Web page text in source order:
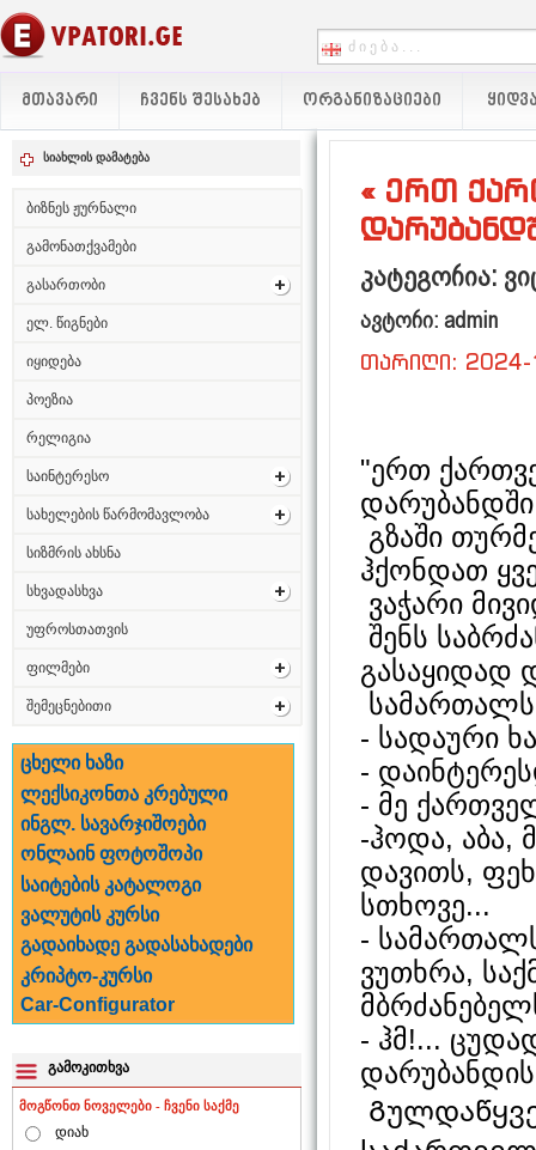
ᲛᲗᲐᲕᲐᲠᲘ ᲩᲕᲔᲜᲡ ᲨᲔᲡᲐᲮᲔᲑ ᲝᲠᲒᲐᲜᲘᲖᲐᲪᲘᲔᲑᲘ
სიახლის დამატება
ბიზნეს ჟურნალი
გამონათქვამები
გასართობი
ელ. წიგნები
იყიდება
პოეზია
რელიგია
საინტერესო
სახელების წარმომავლობა
სიზმრის ახსნა
სხვადასხვა
უფროსთათვის
ფილმები
შემეცნებითი
ცხელი ხაზი
ლექსიკონთა კრებული
ინგლ. სავარჯიშოები
ონლაინ ფოტოშოპი
საიტების კატალოგი
ვალუტის კურსი
გადაიხადე გადასახადები
კრიპტო-კურსი
Car-Configurator
გამოკითხვა
მოგწონთ ნოველები - ჩვენი საქმე
დიახ
« ერთ
კატეგორია:
ავტორი: admin
თარიღი:
"ერთ
გზაში
ჰქონდათ
ვაჭარი
შენს
გასაყიდად
- სადაური
-
- მე
-ჰოდა, აბა,
დავითს,
სთხოვე...
-
ვუთხრა,
- ჰმ!...